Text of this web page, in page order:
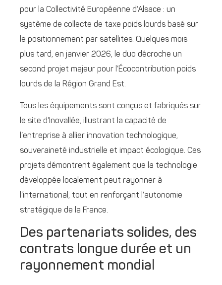
pour la Collectivité Européenne d’Alsace : un
système de collecte de taxe poids lourds basé sur
le positionnement par satellites. Quelques mois
plus tard, en janvier 2026, le duo décroche un
second projet majeur pour l’Écocontribution poids
lourds de la Région Grand Est.
Tous les équipements sont conçus et fabriqués sur
le site d’Inovallée, illustrant la capacité de
l’entreprise à allier innovation technologique,
souveraineté industrielle et impact écologique. Ces
projets démontrent également que la technologie
développée localement peut rayonner à
l’international, tout en renforçant l’autonomie
stratégique de la France.
Des partenariats solides, des
contrats longue durée et un
rayonnement mondial